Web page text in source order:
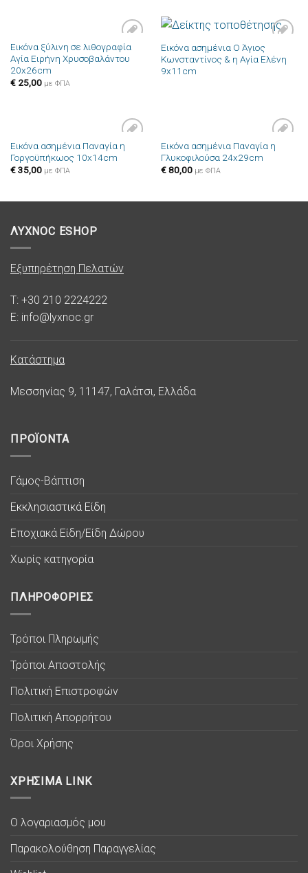
Πρόσθήκη
στην λίστα
Εικόνα ξύλινη σε λιθογραφία
Αγία Ειρήνη Χρυσοβαλάντου
20x26cm
€25,00 με ΦΠΑ
Πρόσθήκη
στην λίστα
Εικόνα ασημένια Ο Άγιος
Κωνσταντίνος & η Αγία Ελένη
9x11cm
Πρόσθήκη
στην λίστα
Εικόνα ασημένια Παναγία η
Γοργοϋπήκωος 10x14cm
€35,00 με ΦΠΑ
Πρόσθήκη
στην λίστα
Εικόνα ασημένια Παναγία η
Γλυκοφιλούσα 24x29cm
€80,00 με ΦΠΑ
ΛΥΧΝΟC ESHOP
Εξυπηρέτηση Πελατών
T: +30 210 2224222
E: info@lyxnoc.gr
Κατάστημα
Μεσσηνίας 9, 11147, Γαλάτσι, Ελλάδα
ΠΡΟΪΟΝΤΑ
Γάμος-Βάπτιση
Εκκλησιαστικά Είδη
Εποχιακά Είδη/Είδη Δώρου
Χωρίς κατηγορία
ΠΛΗΡΟΦΟΡΙΕΣ
Τρόποι Πληρωμής
Τρόποι Αποστολής
Πολιτική Επιστροφών
Πολιτική Απορρήτου
Όροι Χρήσης
ΧΡΗΣΙΜΑ LINK
Ο λογαριασμός μου
Παρακολούθηση Παραγγελίας